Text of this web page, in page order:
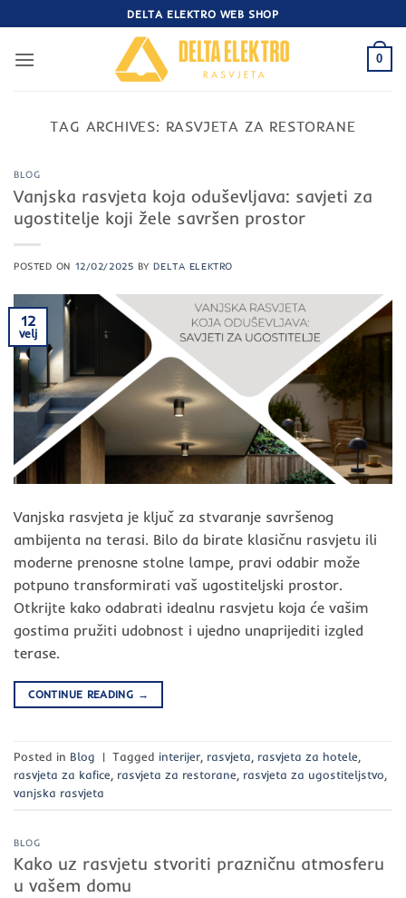
to
content
DELTA ELEKTRO WEB SHOP
0
TAG ARCHIVES: RASVJETA ZA RESTORANE
BLOG
Vanjska rasvjeta koja oduševljava: savjeti za
ugostitelje koji žele savršen prostor
POSTED ON 12/02/2025 BYDELTA ELEKTRO
12
velj
Vanjska rasvjeta je ključ za stvaranje savršenog
ambijenta na terasi. Bilo da birate klasičnu rasvjetu ili
moderne prenosne stolne lampe, pravi odabir može
potpuno transformirati vaš ugostiteljski prostor.
Otkrijte kako odabrati idealnu rasvjetu koja će vašim
gostima pružiti udobnost i ujedno unaprijediti izgled
terase.
CONTINUE READING →
Posted in Blog | Tagged interijer, rasvjeta, rasvjeta za hotele,
rasvjeta za kafice, rasvjeta za restorane, rasvjeta za ugostiteljstvo,
vanjska rasvjeta
BLOG
Kako uz rasvjetu stvoriti prazničnu atmosferu
u vašem domu